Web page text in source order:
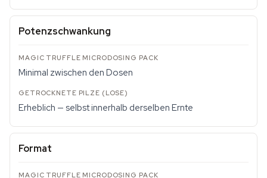
Potenzschwankung
Minimal zwischen den Dosen
Erheblich — selbst innerhalb derselben Ernte
Format